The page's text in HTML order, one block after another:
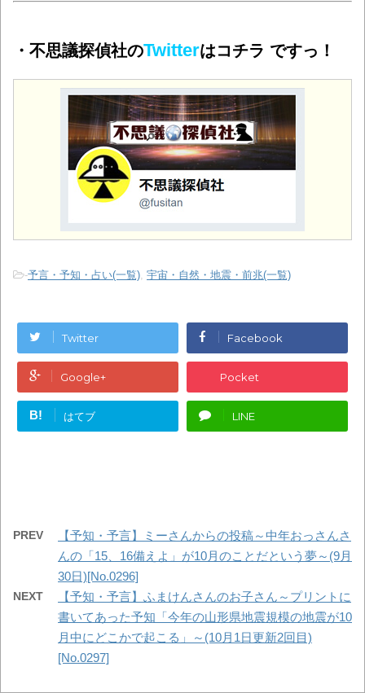
・不思議探偵社のTwitterはコチラ ですっ！
-予言・予知・占い(一覧), 宇宙・自然・地震・前兆(一覧)
Twitter Facebook
Google+ Pocket
B! はてブ LINE
PREV
【予知・予言】ミーさんからの投稿～中年おっさんさ
んの「15、16備えよ」が10月のことだという夢～(9月
30日)[No.0296]
NEXT
【予知・予言】ふまけんさんのお子さん～プリントに
書いてあった予知「今年の山形県地震規模の地震が10
月中にどこかで起こる」～(10月1日更新2回目)
[No.0297]